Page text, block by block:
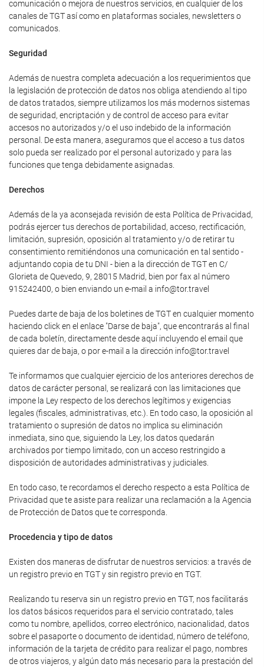
comunicación o mejora de nuestros servicios, en cualquier de los
canales de TGT así como en plataformas sociales, newsletters o
comunicados.
Seguridad
Además de nuestra completa adecuación a los requerimientos que
la legislación de protección de datos nos obliga atendiendo al tipo
de datos tratados, siempre utilizamos los más modernos sistemas
de seguridad, encriptación y de control de acceso para evitar
accesos no autorizados y/o el uso indebido de la información
personal. De esta manera, aseguramos que el acceso a tus datos
solo pueda ser realizado por el personal autorizado y para las
funciones que tenga debidamente asignadas.
Derechos
Además de la ya aconsejada revisión de esta Política de Privacidad,
podrás ejercer tus derechos de portabilidad, acceso, rectificación,
limitación, supresión, oposición al tratamiento y/o de retirar tu
consentimiento remitiéndonos una comunicación en tal sentido -
adjuntando copia de tu DNI - bien a la dirección de TGT en C/
Glorieta de Quevedo, 9, 28015 Madrid, bien por fax al número
915242400, o bien enviando un e-mail a info@tor.travel
Puedes darte de baja de los boletines de TGT en cualquier momento
haciendo click en el enlace "Darse de baja", que encontrarás al final
de cada boletín, directamente desde aquí incluyendo el email que
quieres dar de baja, o por e-mail a la dirección info@tor.travel
Te informamos que cualquier ejercicio de los anteriores derechos de
datos de carácter personal, se realizará con las limitaciones que
impone la Ley respecto de los derechos legítimos y exigencias
legales (fiscales, administrativas, etc.). En todo caso, la oposición al
tratamiento o supresión de datos no implica su eliminación
inmediata, sino que, siguiendo la Ley, los datos quedarán
archivados por tiempo limitado, con un acceso restringido a
disposición de autoridades administrativas y judiciales.
En todo caso, te recordamos el derecho respecto a esta Política de
Privacidad que te asiste para realizar una reclamación a la Agencia
de Protección de Datos que te corresponda.
Procedencia y tipo de datos
Existen dos maneras de disfrutar de nuestros servicios: a través de
un registro previo en TGT y sin registro previo en TGT.
Realizando tu reserva sin un registro previo en TGT, nos facilitarás
los datos básicos requeridos para el servicio contratado, tales
como tu nombre, apellidos, correo electrónico, nacionalidad, datos
sobre el pasaporte o documento de identidad, número de teléfono,
información de la tarjeta de crédito para realizar el pago, nombres
de otros viajeros, y algún dato más necesario para la prestación del